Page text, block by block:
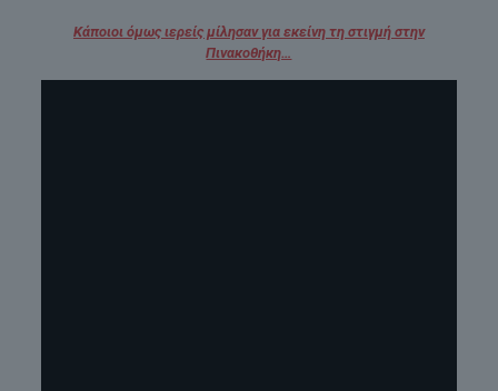
Κάποιοι όμως ιερείς μίλησαν για εκείνη τη στιγμή στην
Πινακοθήκη…